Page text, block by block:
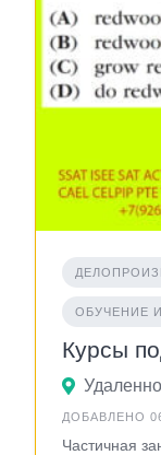
ОБУЧЕНИЕ
Курсы
ДОБАВЛЕНО
Частичная